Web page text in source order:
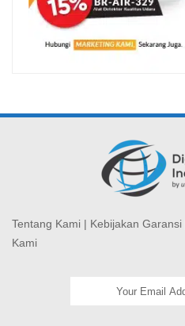
Tentang Kami | Kebijakan Garansi
Kami